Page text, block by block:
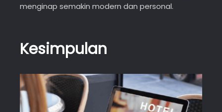
menginap semakin modern dan personal.
Kesimpulan